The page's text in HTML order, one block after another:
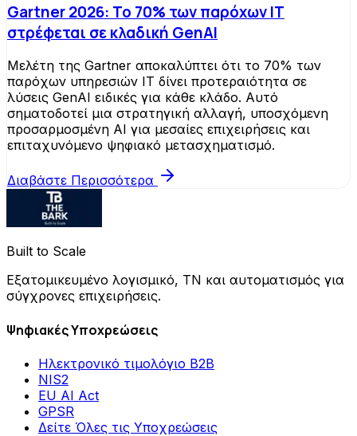
Gartner 2026: Το 70% των παρόχων IT
στρέφεται σε κλαδική GenAI
Μελέτη της Gartner αποκαλύπτει ότι το 70% των
παρόχων υπηρεσιών IT δίνει προτεραιότητα σε
λύσεις GenAI ειδικές για κάθε κλάδο. Αυτό
σηματοδοτεί μια στρατηγική αλλαγή, υποσχόμενη
προσαρμοσμένη AI για μεσαίες επιχειρήσεις και
επιταχυνόμενο ψηφιακό μετασχηματισμό.
Διαβάστε Περισσότερα
Built to Scale
Εξατομικευμένο λογισμικό, ΤΝ και αυτοματισμός για
σύγχρονες επιχειρήσεις.
Ψηφιακές Υποχρεώσεις
Ηλεκτρονικό τιμολόγιο B2B
NIS2
EU AI Act
GPSR
Δείτε Όλες τις Υποχρεώσεις